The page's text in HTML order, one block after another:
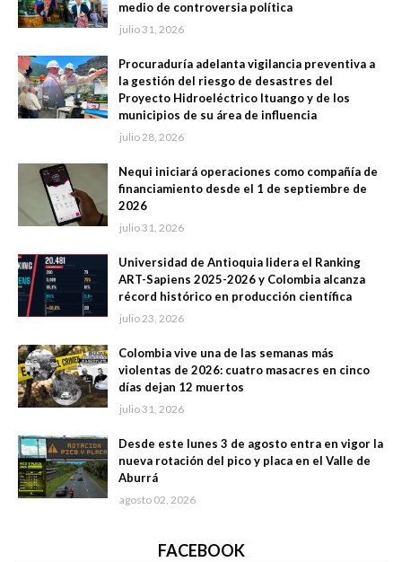
medio de controversia política
julio 31, 2026
Procuraduría adelanta vigilancia preventiva a
la gestión del riesgo de desastres del
Proyecto Hidroeléctrico Ituango y de los
municipios de su área de influencia
julio 28, 2026
Nequi iniciará operaciones como compañía de
financiamiento desde el 1 de septiembre de
2026
julio 31, 2026
Universidad de Antioquia lidera el Ranking
ART-Sapiens 2025-2026 y Colombia alcanza
récord histórico en producción científica
julio 23, 2026
Colombia vive una de las semanas más
violentas de 2026: cuatro masacres en cinco
días dejan 12 muertos
julio 31, 2026
Desde este lunes 3 de agosto entra en vigor la
nueva rotación del pico y placa en el Valle de
Aburrá
agosto 02, 2026
FACEBOOK